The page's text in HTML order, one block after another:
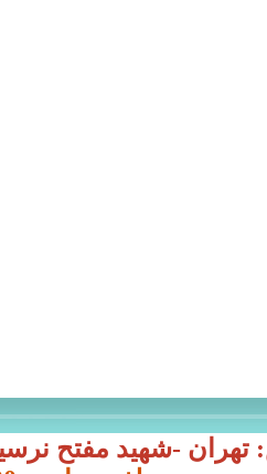
-شهید مفتح نرسیده به انقلاب -